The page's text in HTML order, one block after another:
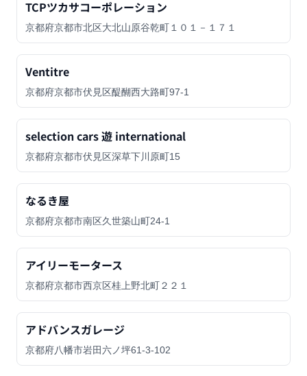
TCPツカサコーポレーション
京都府京都市北区大北山原谷乾町１０１－１７１
Ventitre
京都府京都市伏見区醍醐西大路町97-1
selection cars 遊 international
京都府京都市伏見区深草下川原町15
なるき屋
京都府京都市南区久世築山町24-1
アイリーモータース
京都府京都市西京区桂上野北町２２１
アドバンスガレージ
京都府八幡市岩田六ノ坪61-3-102